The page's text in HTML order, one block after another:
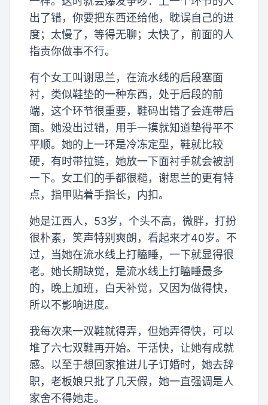
出了错，你要把东西还给他，耽误自己的进
度；太慢了，等得无聊；太快了，前面的人
指责你做事不行。
有个女工叫谢思兰，在流水线的后段塞面
衬，类似鞋垫的一种东西，处于后段的前
端，这个环节很重要，鞋码出错了会连带后
面。她没出过错，用手一摸就知道垫得平不
平顺。她的上一环是冷冻定型，鞋就比较
硬，有时带拉链，她放一下面衬手就会被割
一下。女工们的手都很糙，谢思兰的更有特
点，指甲贴着手指长，内扣。
她是江西人，53岁，个头不高，微胖，打扮
很朴素，笑声特别爽朗，看起来才40岁。不
过，当她在流水线上打瞌睡，一下就显得很
老。她长期缺觉，是流水线上打瞌睡最多
的，晚上加班，白天补觉，又因为做得快，
所以不影响进度。
我每次来一双鞋就得弄，但她弄得快，可以
堆了六七双鞋再开始。干活快，让她有成就
感。以至于想回家推进儿子订婚时，她去辞
职，老板娘只批了几天假，她一直强调是人
家舍不得她走。